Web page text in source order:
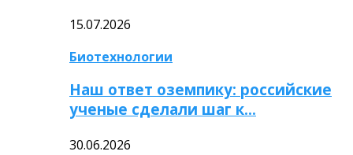
15.07.2026
Биотехнологии
Наш ответ оземпику: российские
ученые сделали шаг к…
30.06.2026